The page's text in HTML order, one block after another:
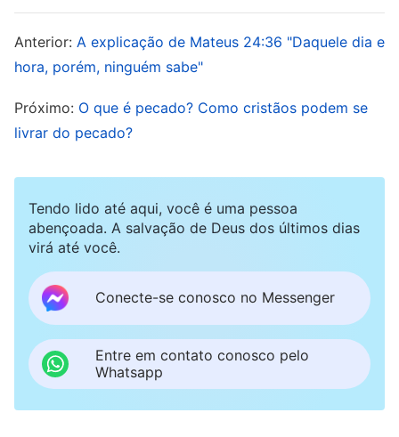
ditado pela vida; seja qual for a sua vida, tal é o
seu comportamento, e somente aquilo que é
também a natureza de alguém. Coisas que são
falsas não podem durar. Quando Deus opera
para salvar o homem, não é para adornar o
homem com bom comportamento — o
propósito da obra de Deus é transformar o
caráter das pessoas, fazê-las renascer como
novas pessoas. […] Comportar-se bem não é o
mesmo que se submeter a Deus, muito menos é
igual a ser compatível com Cristo. Mudanças de
comportamento são baseadas em doutrina e
Anterior: A explicação de Mateus 24:36 "Daquele dia e
hora, porém, ninguém sabe"
Próximo: O que é pecado? Como cristãos podem se
livrar do pecado?
Tendo lido até aqui, você é uma pessoa
abençoada. A salvação de Deus dos últimos dias
virá até você.
Conecte-se conosco no Messenger
Entre em contato conosco pelo
Whatsapp